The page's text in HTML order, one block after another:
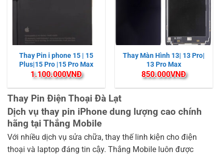
Thay Pin i phone 15 | 15
Plus|15 Pro |15 Pro Max
1.100.000VNĐ
Thay Màn Hình 13| 13 Pro|
13 Pro Max
850.000VNĐ
Thay Pin Điện Thoại Đà Lạt
Dịch vụ thay pin iPhone dung lượng cao chính
hãng tại Thắng Mobile
Với nhiều dịch vụ sửa chữa, thay thế linh kiện cho điện
thoại và laptop đáng tin cậy. Thắng Mobile luôn được